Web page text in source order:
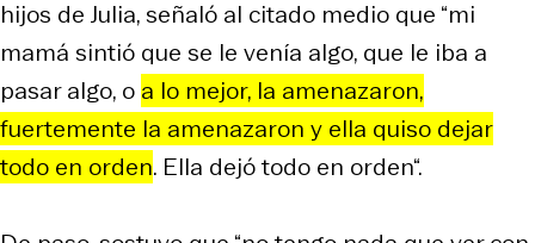
hijos de Julia, señaló al citado medio que “mi
mamá sintió que se le venía algo, que le iba a
pasar algo, o a lo mejor, la amenazaron,
fuertemente la amenazaron y ella quiso dejar
todo en orden. Ella dejó todo en orden“.